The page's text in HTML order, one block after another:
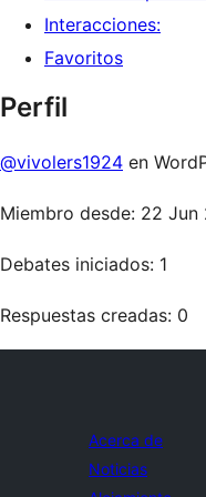
Interacciones:
Favoritos
Perfil
@vivolers1924 en
Miembro desde: 22 Jun
Debates iniciados: 1
Respuestas creadas: 0
Acerca de
Noticias